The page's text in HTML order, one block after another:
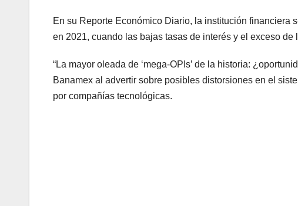
En su Reporte Económico Diario, la institución financiera
en 2021, cuando las bajas tasas de interés y el exceso
“La mayor oleada de ‘mega-OPIs’ de la historia:
Banamex al advertir sobre posibles distorsiones en el
por compañías tecnológicas.